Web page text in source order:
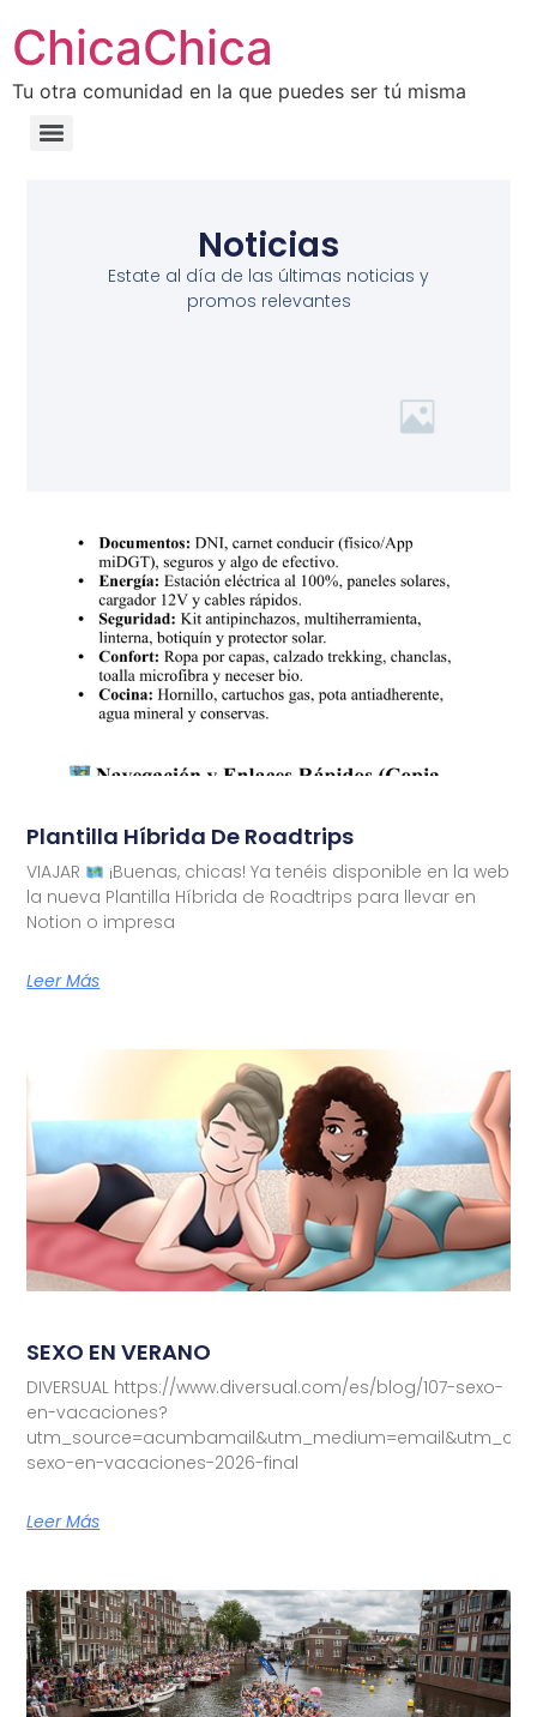
ChicaChica
Tu otra comunidad en la que puedes ser tú misma
Noticias
Estate al día de las últimas noticias y
promos relevantes
Plantilla Híbrida De Roadtrips
VIAJAR
¡Buenas, chicas! Ya tenéis disponible en la web
la nueva Plantilla Híbrida de Roadtrips para llevar en
Notion o impresa
Leer Más
SEXO EN VERANO
DIVERSUAL https://www.diversual.com/es/blog/107-sexo-
en-vacaciones?
sexo-en-vacaciones-2026-final
Leer Más